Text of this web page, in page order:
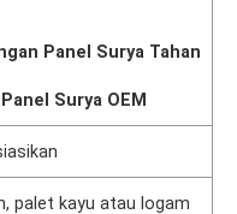
Panel Surya Tahan
Surya OEM
palet kayu atau logam